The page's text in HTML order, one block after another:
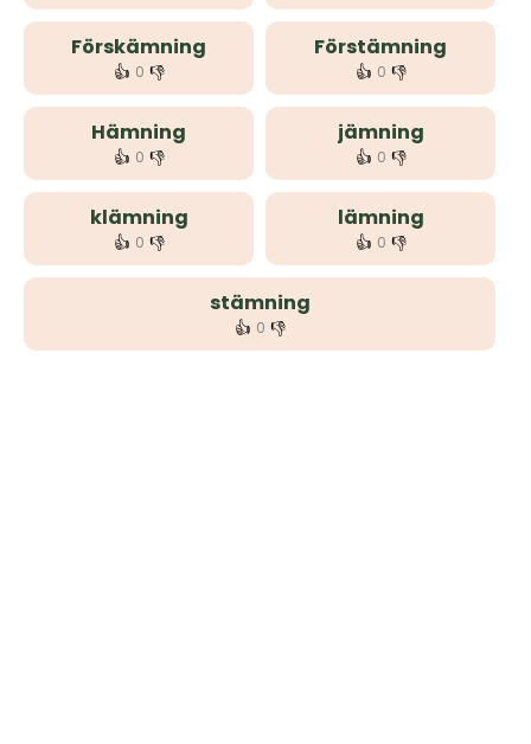
Förskämning
👍 0 👎
Förstämning
👍 0 👎
Hämning
👍 0 👎
jämning
👍 0 👎
klämning
👍 0 👎
lämning
👍 0 👎
stämning
👍 0 👎